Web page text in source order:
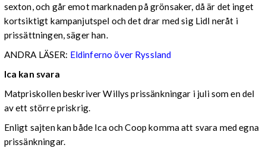
sexton, och går emot marknaden på grönsaker, då är det inget
kortsiktigt kampanjutspel och det drar med sig Lidl neråt i
prissättningen, säger han.
ANDRA LÄSER: Eldinferno över Ryssland
Ica kan svara
Matpriskollen beskriver Willys prissänkningar i juli som en del
av ett större priskrig.
Enligt sajten kan både Ica och Coop komma att svara med egna
prissänkningar.